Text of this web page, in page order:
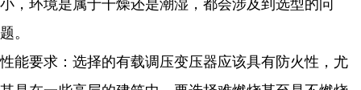
题。
性能要求：选择的有载调压变压器应该具有防火性，尤